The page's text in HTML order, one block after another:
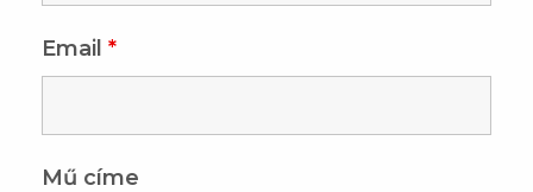
Email *
Mű címe